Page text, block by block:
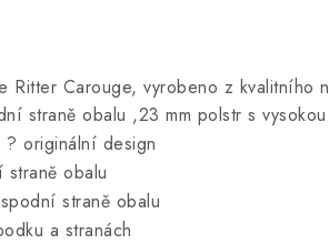
Ritter Carouge, vyrobeno z kvalitního
straně obalu ,23 mm polstr s
originální design
obalu
straně obalu
a stranách